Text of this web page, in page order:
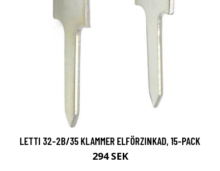
LETTI 32-2B/35 KLAMMER ELFÖRZINKAD, 15-PACK
294 SEK